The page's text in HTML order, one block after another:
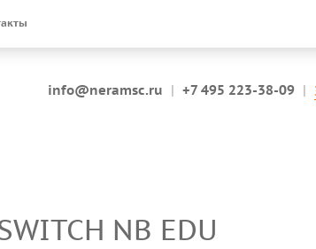
info@neramsc.ru | +7 495 223-38-09 |
NB EDU